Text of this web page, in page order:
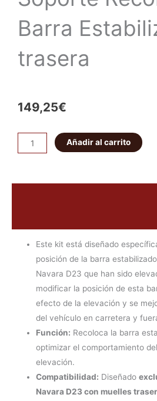
Barra
trasera
149,25€
Soporte
Recolocador
Estabilizadora
Añadir al carrito
Este kit está diseñado
posición de la barra
Navara D23 que han sido
modificar la posición de esta
efecto de la elevación y se
del vehículo en carretera y
Función: Recoloca la barra
optimizar el comportamiento
elevación.
Compatibilidad: Diseñado
Navara D23 con muelles